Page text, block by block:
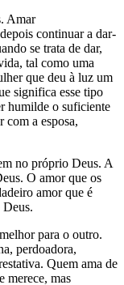
Amar
continuar a dar-
se trata de dar,
tal como uma
que deu à luz um
significa esse tipo
humilde o suficiente
com a esposa,
no próprio Deus. A
O amor que os
amor que é
para o outro.
perdoadora,
Quem ama de
merece, mas